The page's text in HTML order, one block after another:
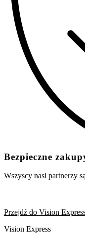
Bezpieczne
Wszyscy nasi partnerzy
Przejdź do Vision
Vision Express